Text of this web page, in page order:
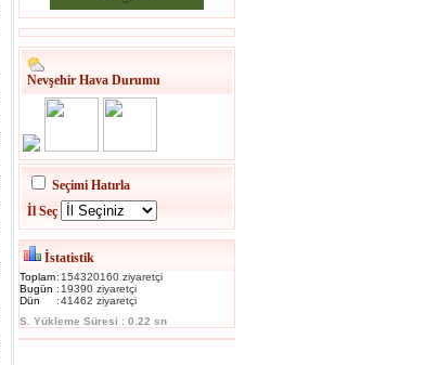
Nevşehir Hava Durumu
Seçimi Hatırla
İl Seç
İstatistik
Toplam: 154320160 ziyaretçi
Bugün : 19390 ziyaretçi
Dün
:41462 ziyaretçi
S. Yükleme Süresi : 0.22 sn